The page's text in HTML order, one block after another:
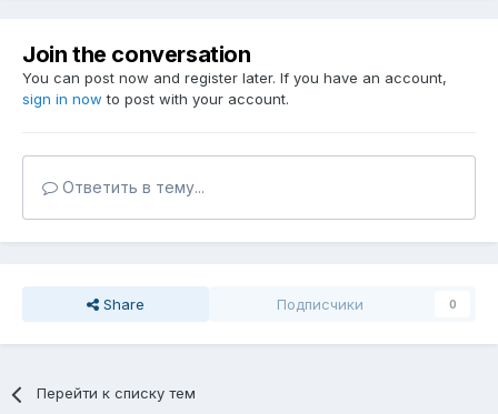
Join the conversation
You can post now and register later. If you have an account,
sign in now to post with your account.
Ответить в тему...
Share Подписчики 0
Перейти к списку тем